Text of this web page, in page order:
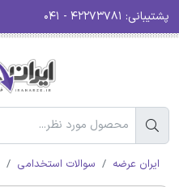
پشتیبانی:
ایران عرضه سوالات استخدامی